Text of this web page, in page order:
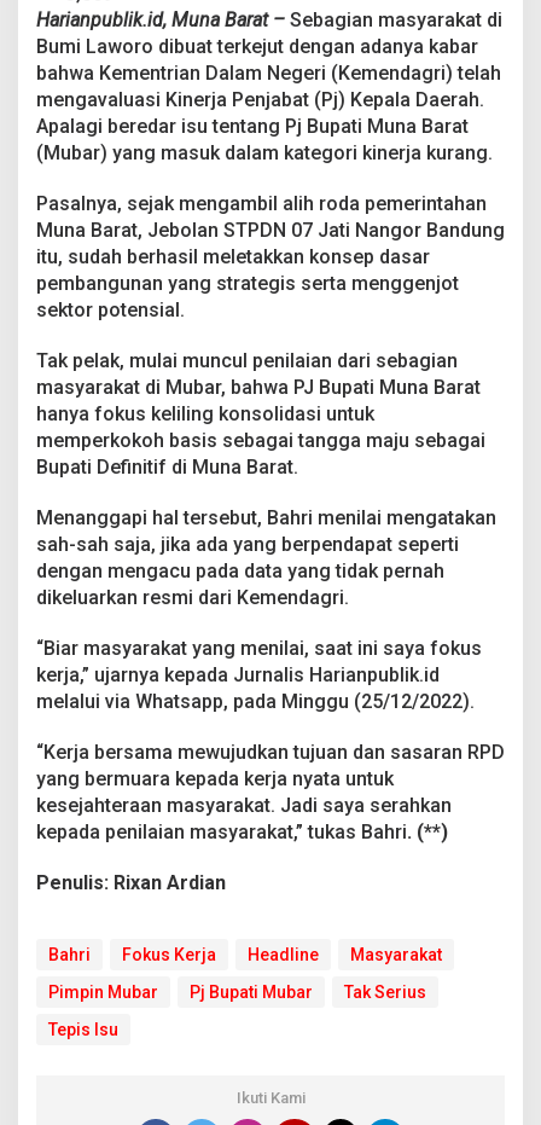
a
h
r
i
:
B
a
M
a
s
a
r
k
a
y
a
n
N
l
a
i
S
a
t
n
a
y
F
u
s
Harianpublik.id, Muna Barat – Sebagian masyarakat di
Bumi Laworo dibuat terkejut dengan adanya kabar
bahwa Kementrian Dalam Negeri (Kemendagri) telah
mengavaluasi Kinerja Penjabat (Pj) Kepala Daerah.
Apalagi beredar isu tentang Pj Bupati Muna Barat
(Mubar) yang masuk dalam kategori kinerja kurang.
Pasalnya, sejak mengambil alih roda pemerintahan
Muna Barat, Jebolan STPDN 07 Jati Nangor Bandung
itu, sudah berhasil meletakkan konsep dasar
pembangunan yang strategis serta menggenjot
sektor potensial.
Tak pelak, mulai muncul penilaian dari sebagian
masyarakat di Mubar, bahwa PJ Bupati Muna Barat
hanya fokus keliling konsolidasi untuk
memperkokoh basis sebagai tangga maju sebagai
Bupati Definitif di Muna Barat.
Menanggapi hal tersebut, Bahri menilai mengatakan
sah-sah saja, jika ada yang berpendapat seperti
dengan mengacu pada data yang tidak pernah
dikeluarkan resmi dari Kemendagri.
“Biar masyarakat yang menilai, saat ini saya fokus
kerja,” ujarnya kepada Jurnalis Harianpublik.id
melalui via Whatsapp, pada Minggu (25/12/2022).
“Kerja bersama mewujudkan tujuan dan sasaran RPD
yang bermuara kepada kerja nyata untuk
kesejahteraan masyarakat. Jadi saya serahkan
kepada penilaian masyarakat,” tukas Bahri. (**)
Penulis: Rixan Ardian
Bahri Fokus Kerja Headline
Masyarakat
Pimpin Mubar
Pj Bupati Mubar
Tak Serius
Tepis Isu
Ikuti Kami